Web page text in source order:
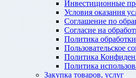
Инвестиционные
Условия оказания
Соглашение по
Согласие на
Политика
Пользовательское
Политика
Политика
Закупка товаров, услуг